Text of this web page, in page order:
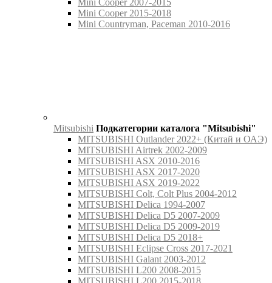
Mini Cooper 2007-2015
Mini Cooper 2015-2018
Mini Countryman, Paceman 2010-2016
Mitsubishi Подкатегории каталога "Mitsubishi"
MITSUBISHI Outlander 2022+ (Китай и ОАЭ)
MITSUBISHI Airtrek 2002-2009
MITSUBISHI ASX 2010-2016
MITSUBISHI ASX 2017-2020
MITSUBISHI ASX 2019-2022
MITSUBISHI Colt, Colt Plus 2004-2012
MITSUBISHI Delica 1994-2007
MITSUBISHI Delica D5 2007-2009
MITSUBISHI Delica D5 2009-2019
MITSUBISHI Delica D5 2018+
MITSUBISHI Eclipse Cross 2017-2021
MITSUBISHI Galant 2003-2012
MITSUBISHI L200 2008-2015
MITSUBISHI L200 2015-2018